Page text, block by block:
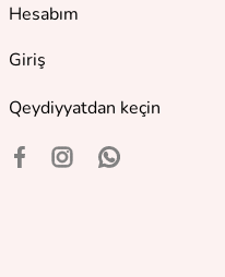
Hesabım
Giriş
Qeydiyyatdan keçin